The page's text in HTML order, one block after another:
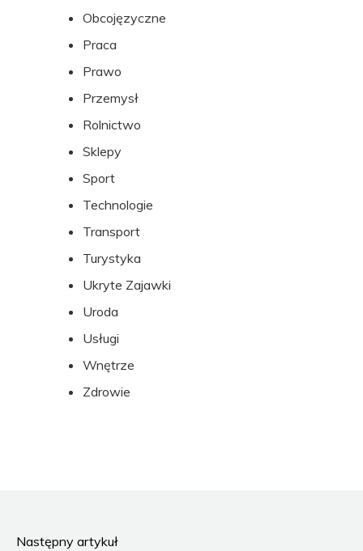
Obcojęzyczne
Praca
Prawo
Przemysł
Rolnictwo
Sklepy
Sport
Technologie
Transport
Turystyka
Ukryte Zajawki
Uroda
Usługi
Wnętrze
Zdrowie
Następny artykuł